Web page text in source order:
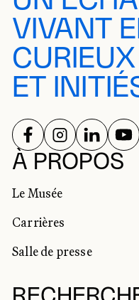
VIVANT
CURIEUX
ET
À PROPOS
Le Musée
Carrières
Salle de presse
SUIVEZ-NOUS
SUIVEZ-